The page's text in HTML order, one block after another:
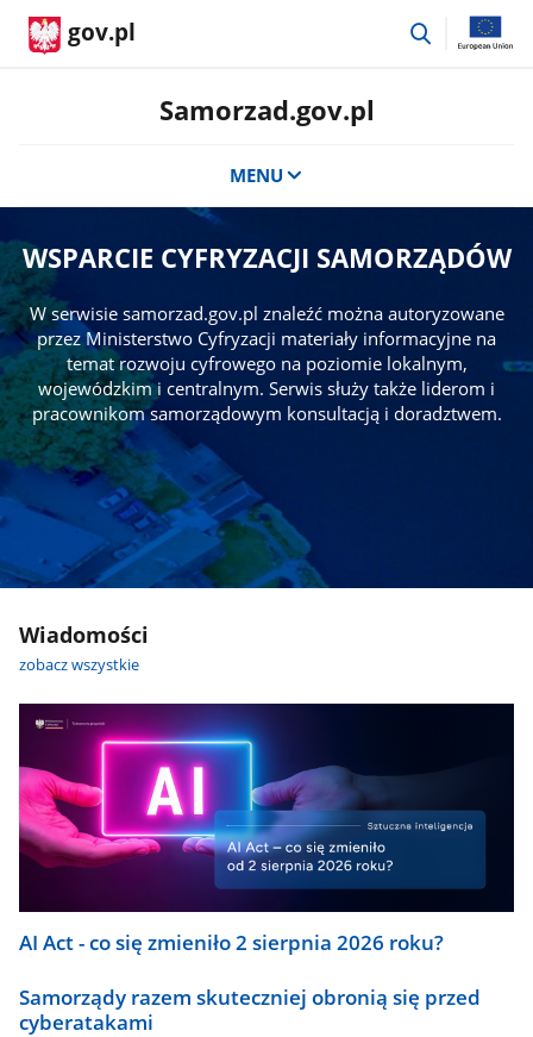
gov.pl
przejdź
Samorzad.gov.pl
MENU
WSPARCIE CYFRYZACJI SAMORZĄDÓW
W serwisie samorzad.gov.pl znaleźć można autoryzowane
przez Ministerstwo Cyfryzacji materiały informacyjne na
temat rozwoju cyfrowego na poziomie lokalnym,
wojewódzkim i centralnym. Serwis służy także liderom i
pracownikom samorządowym konsultacją i doradztwem.
Wiadomości
zobacz wszystkie
AI Act - co się zmieniło 2 sierpnia 2026 roku?
Samorządy razem skuteczniej obronią się przed
cyberatakami